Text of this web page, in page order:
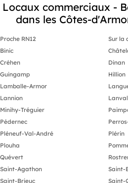
Locaux commerciaux -
dans les Côtes-
Proche RN12
Sur la
Binic
Créhen
Dinan
Guingamp
Hillion
Lamballe-Armor
Lannion
Minihy-Tréguier
Pédernec
Pléneuf-Val-André
Plérin
Plouha
Quévert
Saint-Agathon
Saint-
Saint-Brieuc
Saint-